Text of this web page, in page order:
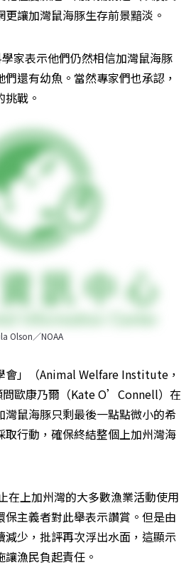
讓加灣鼠海豚生存前景黯淡。
家表示他們仍然相信加灣鼠海豚
還有幼魚。當然專家們也承認，
戰。
Olson／NOAA
會」（Animal Welfare Institute，
問歐康乃爾（Kate O’Connell）在
灣鼠海豚只剩最後一點點微小的希
取行動，確保終結整個上加州灣海
在上加州灣的大多數漁業活動使用
主義者對此舉表示讚賞。但是由
少，批評再次浮出水面，這顯示
漁民負起責任。